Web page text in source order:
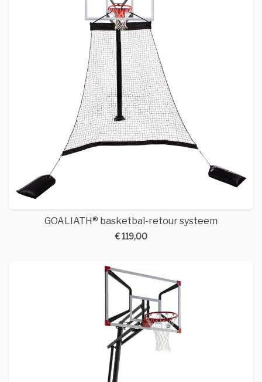
GOALIATH® basketbal-retour systeem
€ 119,00